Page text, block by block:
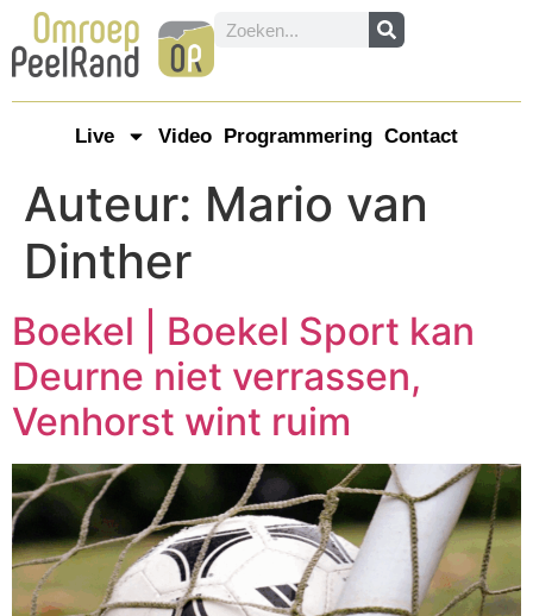
Live Video Programmering Contact
Auteur: Mario van
Dinther
Boekel | Boekel Sport kan
Deurne niet verrassen,
Venhorst wint ruim